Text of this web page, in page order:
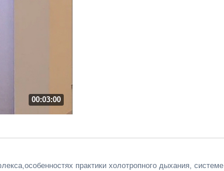
00:03:00
практики холотропного дыхания, системе